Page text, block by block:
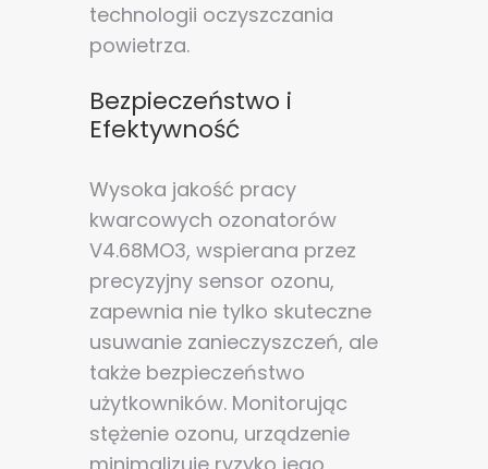
technologii oczyszczania
powietrza.
Bezpieczeństwo i
Efektywność
Wysoka jakość pracy
kwarcowych ozonatorów
V4.68MO3, wspierana przez
precyzyjny sensor ozonu,
zapewnia nie tylko skuteczne
usuwanie zanieczyszczeń, ale
także bezpieczeństwo
użytkowników. Monitorując
stężenie ozonu, urządzenie